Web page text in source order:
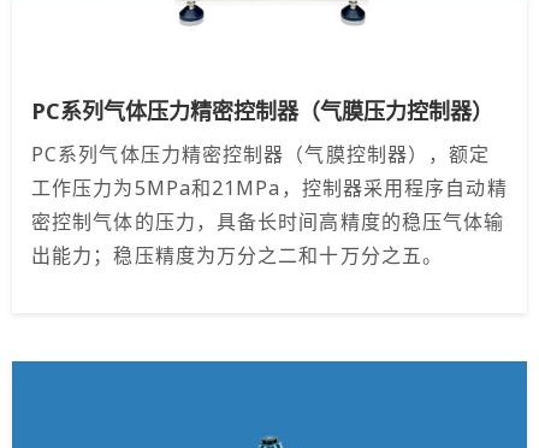
PC系列气体压力精密控制器（气膜压力控制器）
PC系列气体压力精密控制器（气膜控制器），额定
工作压力为5MPa和21MPa，控制器采用程序自动精
密控制气体的压力，具备长时间高精度的稳压气体输
出能力；稳压精度为万分之二和十万分之五。